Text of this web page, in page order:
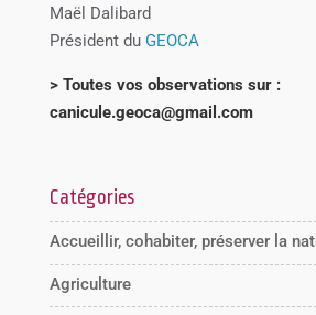
Maël Dalibard
Président du GEOCA
> Toutes vos observations sur :
canicule.geoca@gmail.com
Catégories
Accueillir, cohabiter, préserver la
Agriculture